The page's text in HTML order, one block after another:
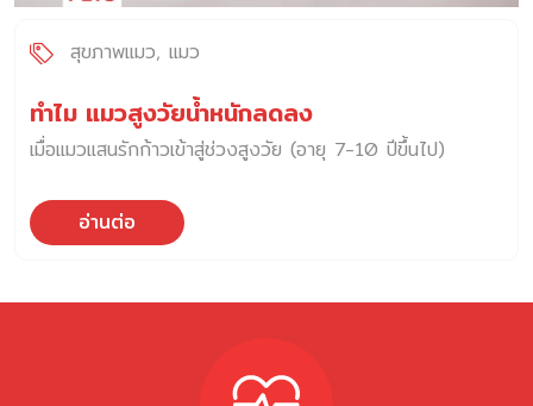
สุขภาพแมว แมว
ทำไม แมวสูงวัยน้ำหนักลดลง
เมื่อแมวแสนรักก้าวเข้าสู่ช่วงสูงวัย (อายุ 7-10 ปีขึ้นไป)
อ่านต่อ